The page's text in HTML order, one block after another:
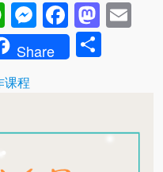
WhatsApp
Messenger
Share